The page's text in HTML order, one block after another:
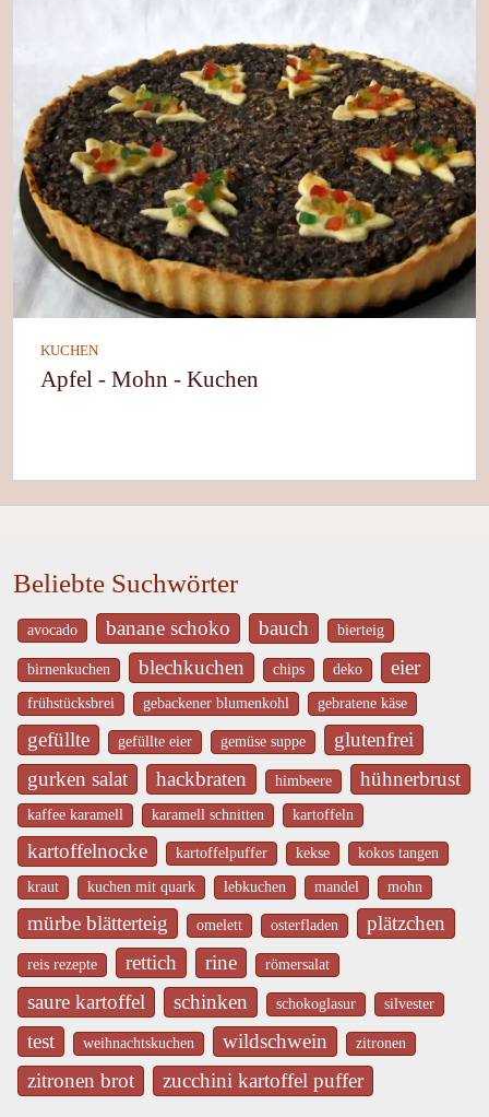
KUCHEN
Apfel - Mohn - Kuchen
Beliebte Suchwörter
avocado banane schoko bauch bierteig
birnenkuchen blechkuchen chips deko eier
frühstücksbrei gebackener blumenkohl gebratene käse
gefüllte gefüllte eier gemüse suppe
glutenfrei
gurken salat
hackbraten himbeere hühnerbrust
kaffee karamell karamell schnitten kartoffeln
kartoffelnocke kartoffelpuffer kekse kokos tangen
kraut kuchen mit quark lebkuchen mandel mohn
mürbe blätterteig omelett osterfladen plätzchen
reis rezepte rettich rine römersalat
saure kartoffel schinken schokoglasur silvester
test weihnachtskuchen wildschwein zitronen
zitronen brot zucchini kartoffel puffer